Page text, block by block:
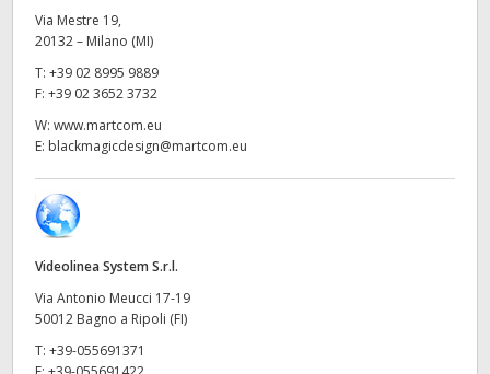
Singapore
South Africa
Spain
Sweden
Turkey
UAE
Ukraine
Via Mestre 19,
20132 – Milano (MI)
T: +39 02 8995 9889
F: +39 02 3652 3732
W: www.martcom.eu
E: blackmagicdesign@martcom.eu
Videolinea System S.r.l.
Via Antonio Meucci 17-19
50012 Bagno a Ripoli (FI)
T: +39-055691371